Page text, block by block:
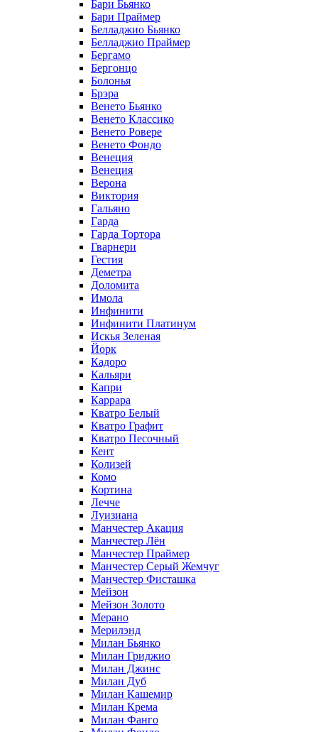
Бари Бьянко
Бари Праймер
Белладжио Бьянко
Белладжио Праймер
Бергамо
Бергонцо
Болонья
Брэра
Венето Бьянко
Венето Классико
Венето Ровере
Венето Фондо
Венеция
Венеция
Верона
Виктория
Гальяно
Гарда
Гарда Тортора
Гварнери
Гестия
Деметра
Доломита
Имола
Инфинити
Инфинити Платинум
Искья Зеленая
Йорк
Кадоро
Кальяри
Капри
Каррара
Кватро Белый
Кватро Графит
Кватро Песочный
Кент
Колизей
Комо
Кортина
Лечче
Луизиана
Манчестер Акация
Манчестер Лён
Манчестер Праймер
Манчестер Серый Жемчуг
Манчестер Фисташка
Мейзон
Мейзон Золото
Мерано
Мерилэнд
Милан Бьянко
Милан Гриджио
Милан Джинс
Милан Дуб
Милан Кашемир
Милан Крема
Милан Фанго